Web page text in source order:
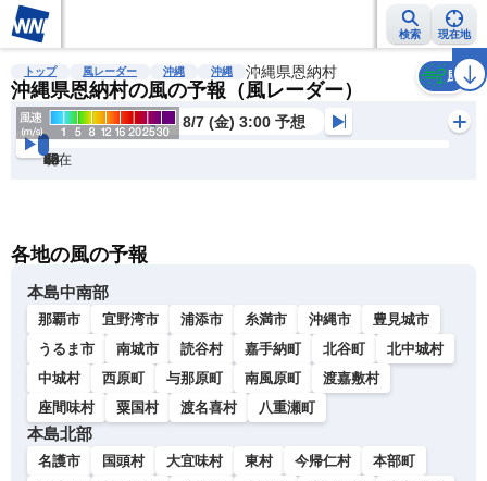
検索 現在地
雨雲レーダー 台風情報 地震情報 警報・注意報 2週間天気 ラ
トップ 風レーダー 沖縄 沖縄 沖縄県恩納村
沖縄県恩納村の風の予報（風レーダー）
風
8/7 (金) 3:00 予想
現在
6h
12
24
36
48
60
72
各地の風の予報
本島中南部
那覇市 宜野湾市 浦添市 糸満市 沖縄市
豊見城市
うるま市
南城市 読谷村 嘉手納町 北谷町
北中城村
中城村
西原町 与那原町 南風原町
渡嘉敷村
座間味村
粟国村 渡名喜村 八重瀬町
本島北部
名護市 国頭村 大宜味村 東村 今帰仁村
本部町